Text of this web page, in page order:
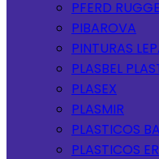
PFERD
PIBAROVA
PINTURAS
PLASBEL
PLASEX
PLASMIR
PLASTICOS
PLASTICOS